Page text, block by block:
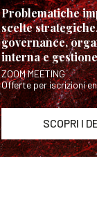
Problematiche
scelte
governance,
interna e
ZOOM MEETING
Offerte per iscrizioni
SCOPRI I